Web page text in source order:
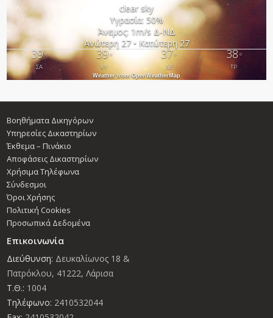
clear sky
Υγρασία: 50%
Άνεμος: 1m/s Δ-ΝΔ
Ανώτερη 27 • Κατώτερη 27
39°
ΣΑ
39°
ΚΥ
37°
ΔΕ
38°
ΤΡ
Weather from OpenWeatherMap
Βοηθήματα Δικηγόρων
Υπηρεσίες Δικαστηρίων
Έκθεμα – Πινάκιο
Αποφάσεις Δικαστηρίων
Χρήσιμα Τηλέφωνα
Σύνδεσμοι
Όροι Χρήσης
Πολιτική Cookies
Προσωπικά Δεδομένα
Επικοινωνία
Διεύθυνση: Δευκαλίωνος 18 &
Πατρόκλου, 41222, Λάρισα
Τ.Θ.: 1004
Τηλέφωνο: 2410532044